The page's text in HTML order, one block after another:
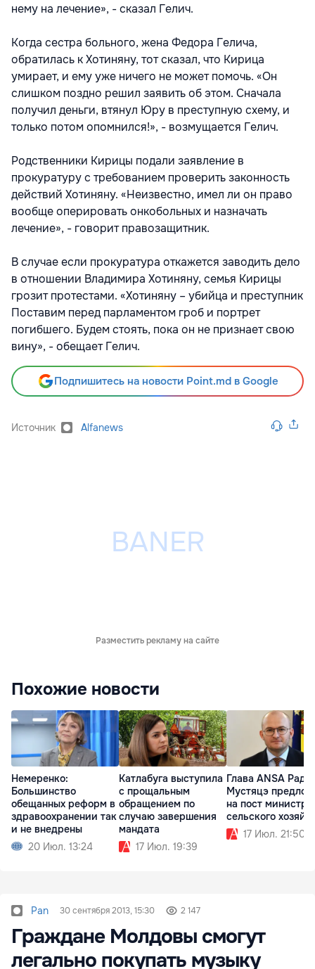
нему на лечение», - сказал Гелич.
Когда сестра больного, жена Федора Гелича,
обратилась к Хотиняну, тот сказал, что Кирица
умирает, и ему уже ничего не может помочь. «Он
слишком поздно решил заявить об этом. Сначала
получил деньги, втянул Юру в преступную схему, и
только потом опомнился!», - возмущается Гелич.
Родственники Кирицы подали заявление в
прокуратуру с требованием проверить законность
действий Хотиняну. «Неизвестно, имел ли он право
вообще оперировать онкобольных и назначать
лечение», - говорит правозащитник.
В случае если прокуратура откажется заводить дело
в отношении Владимира Хотиняну, семья Кирицы
грозит протестами. «Хотиняну – убийца и преступник
Поставим перед парламентом гроб и портрет
погибшего. Будем стоять, пока он не признает свою
вину», - обещает Гелич.
Подпишитесь на новости Point.md в Google
Источник Alfanews
Разместить рекламу на сайте
Похожие новости
Немеренко:
Большинство
обещанных реформ в
здравоохранении так
и не внедрены
20 Июл. 13:24
Катлабуга выступила
с прощальным
обращением по
случаю завершения
мандата
17 Июл. 19:39
Глава ANSA Раду
Мустяцэ
на пост министра
сельского
17 Июл. 21:50
Pan 30 сентября 2013, 15:30 2 147
Граждане Молдовы смогут
легально покупать музыку